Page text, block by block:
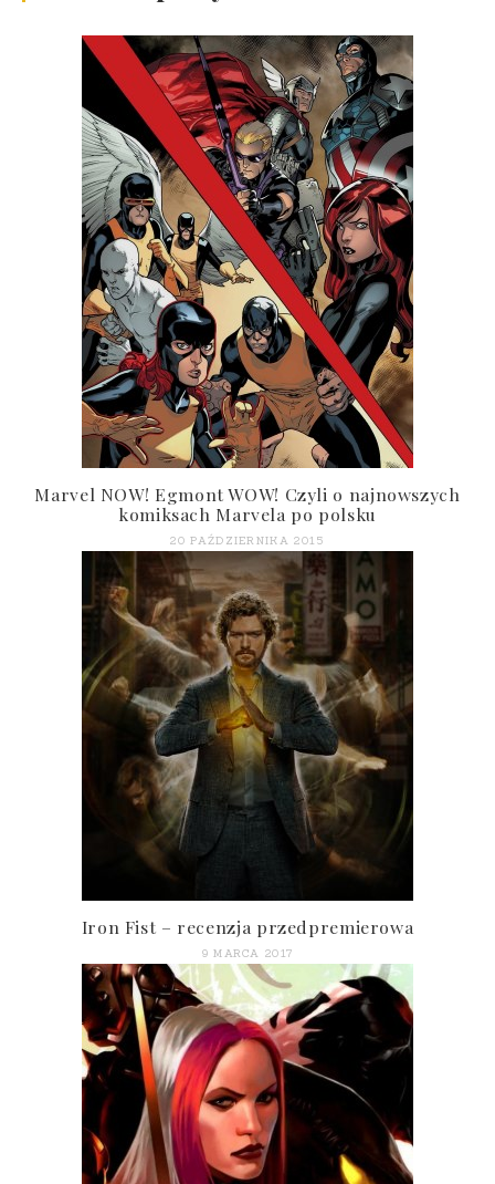
Marvel NOW! Egmont WOW! Czyli o najnowszych
komiksach Marvela po polsku
20 PAŹDZIERNIKA 2015
Iron Fist – recenzja przedpremierowa
9 MARCA 2017